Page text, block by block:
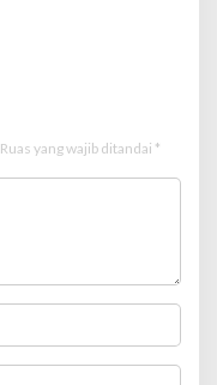
Ruas yang wajib ditandai *